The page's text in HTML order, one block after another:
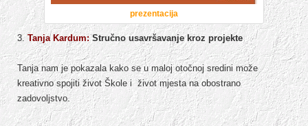
prezentacija
3.Tanja Kardum: Stručno usavršavanje kroz projekte
Tanja nam je pokazala kako se u maloj otočnoj sredini može
kreativno spojiti život Škole i život mjesta na obostrano
zadovoljstvo.